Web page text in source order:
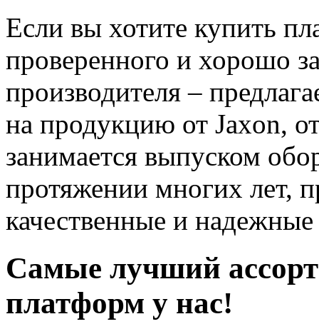
Если вы хотите купить
проверенного и хорошо
производителя –
на продукцию от Jaxon,
занимается выпуском
протяжении многих лет,
качественные и надежные
Самые лучший
платформ у нас!